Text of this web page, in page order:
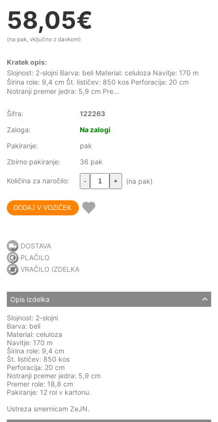
58,05€
(na pak, vključno z davkom)
Kratek opis:
Slojnost: 2-slojni Barva: beli Material: celuloza Navitje: 170 m
Širina role: 9,4 cm Št. lističev: 850 kos Perforacija: 20 cm
Notranji premer jedra: 5,9 cm Pre...
Šifra:
122263
Zaloga:
Na zalogi
Pakiranje:
pak
Zbirno pakiranje:
36 pak
Količina za naročilo: - + (na pak)
DOSTAVA
PLAČILO
VRAČILO IZDELKA
Opis izdelka
Slojnost: 2-slojni
Barva: beli
Material: celuloza
Navitje: 170 m
Širina role: 9,4 cm
Št. lističev: 850 kos
Perforacija: 20 cm
Notranji premer jedra: 5,9 cm
Premer role: 18,8 cm
Pakiranje: 12 rol v kartonu.
Ustreza smernicam ZeJN.